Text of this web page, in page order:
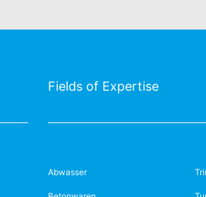
Fields of Expertise
Abwasser